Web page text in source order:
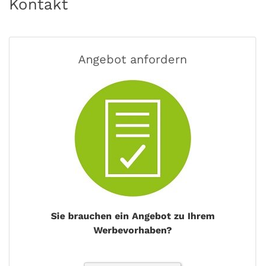
Kontakt
Angebot anfordern
Sie brauchen ein Angebot zu Ihrem
Werbevorhaben?